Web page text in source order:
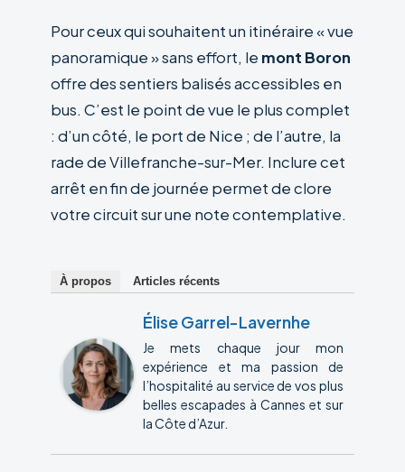
Pour ceux qui souhaitent un itinéraire « vue
panoramique » sans effort, le mont Boron
offre des sentiers balisés accessibles en
bus. C’est le point de vue le plus complet
: d’un côté, le port de Nice ; de l’autre, la
rade de Villefranche-sur-Mer. Inclure cet
arrêt en fin de journée permet de clore
votre circuit sur une note contemplative.
À propos Articles récents
Élise Garrel-Lavernhe
Je mets chaque jour mon
expérience et ma passion de
l’hospitalité au service de vos plus
belles escapades à Cannes et sur
la Côte d’Azur.